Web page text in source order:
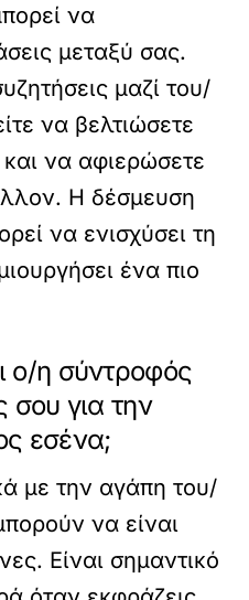
να
μεταξύ σας.
μαζί του/
να βελτιώσετε
να αφιερώσετε
Η δέσμευση
να ενισχύσει τη
ένα πιο
ο/η σύντροφός
σου για την
εσένα;
με την αγάπη του/
να είναι
Είναι σημαντικό